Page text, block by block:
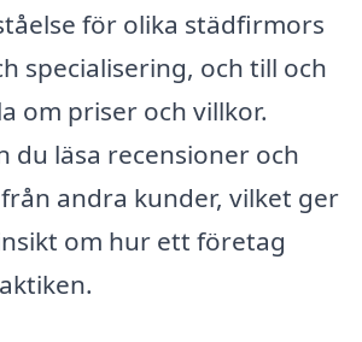
för olika städfirmors
specialisering, och till och
om priser och villkor.
du läsa recensioner och
andra kunder, vilket ger
om hur ett företag